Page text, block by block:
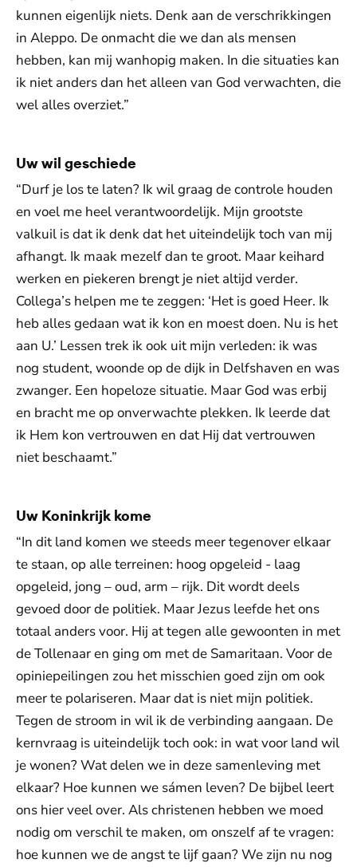
kunnen eigenlijk niets. Denk aan de verschrikkingen
in Aleppo. De onmacht die we dan als mensen
hebben, kan mij wanhopig maken. In die situaties kan
ik niet anders dan het alleen van God verwachten, die
wel alles overziet.”
Uw wil geschiede
“Durf je los te laten? Ik wil graag de controle houden
en voel me heel verantwoordelijk. Mijn grootste
valkuil is dat ik denk dat het uiteindelijk toch van mij
afhangt. Ik maak mezelf dan te groot. Maar keihard
werken en piekeren brengt je niet altijd verder.
Collega’s helpen me te zeggen: ‘Het is goed Heer. Ik
heb alles gedaan wat ik kon en moest doen. Nu is het
aan U.’ Lessen trek ik ook uit mijn verleden: ik was
nog student, woonde op de dijk in Delfshaven en was
zwanger. Een hopeloze situatie. Maar God was erbij
en bracht me op onverwachte plekken. Ik leerde dat
ik Hem kon vertrouwen en dat Hij dat vertrouwen
niet beschaamt.”
Uw Koninkrijk kome
“In dit land komen we steeds meer tegenover elkaar
te staan, op alle terreinen: hoog opgeleid - laag
opgeleid, jong – oud, arm – rijk. Dit wordt deels
gevoed door de politiek. Maar Jezus leefde het ons
totaal anders voor. Hij at tegen alle gewoonten in met
de Tollenaar en ging om met de Samaritaan. Voor de
opiniepeilingen zou het misschien goed zijn om ook
meer te polariseren. Maar dat is niet mijn politiek.
Tegen de stroom in wil ik de verbinding aangaan. De
kernvraag is uiteindelijk toch ook: in wat voor land wil
je wonen? Wat delen we in deze samenleving met
elkaar? Hoe kunnen we sámen leven? De bijbel leert
ons hier veel over. Als christenen hebben we moed
nodig om verschil te maken, om onszelf af te vragen:
hoe kunnen we de angst te lijf gaan? We zijn nu nog